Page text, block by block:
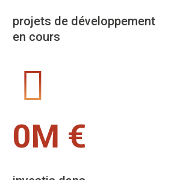
projets de développement
en cours
0M €